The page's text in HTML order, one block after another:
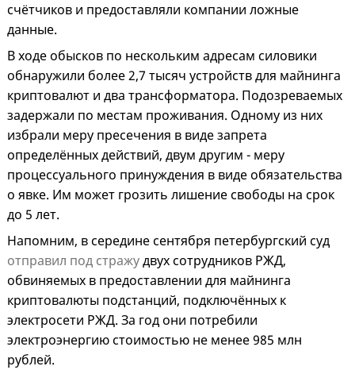
счётчиков и предоставляли компании ложные
данные.
В ходе обысков по нескольким адресам силовики
обнаружили более 2,7 тысяч устройств для майнинга
криптовалют и два трансформатора. Подозреваемых
задержали по местам проживания. Одному из них
избрали меру пресечения в виде запрета
определённых действий, двум другим - меру
процессуального принуждения в виде обязательства
о явке. Им может грозить лишение свободы на срок
до 5 лет.
Напомним, в середине сентября петербургский суд
отправил под стражудвух сотрудников РЖД,
обвиняемых в предоставлении для майнинга
криптовалюты подстанций, подключённых к
электросети РЖД. За год они потребили
электроэнергию стоимостью не менее 985 млн
рублей.